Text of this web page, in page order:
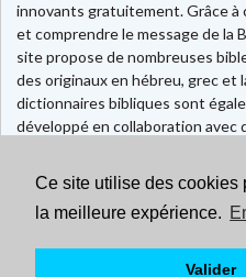
Ce site utilise des cookies
la meilleure expérience.
Valider
innovants gratuitement. Grâce
et comprendre le message de la
site propose de nombreuses
des originaux en hébreu, grec et
dictionnaires bibliques sont
développé en collaboration avec
Faire un don
Contact